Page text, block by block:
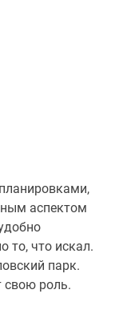
аспектом
то, что искал.
парк.
свою роль.